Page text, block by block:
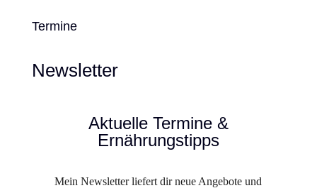
Termine
Newsletter
Aktuelle Termine &
Ernährungstipps
Mein Newsletter liefert dir neue Angebote und